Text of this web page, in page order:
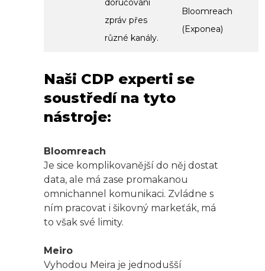
zpráv přes
různé kanály.
Bloomreach
(Exponea)
Naši CDP experti se
soustředí na tyto
nástroje:
Bloomreach
Je sice komplikovanější do něj dostat
data, ale má zase promakanou
omnichannel komunikaci. Zvládne s
ním pracovat i šikovný markeťák, má
to však své limity.
Meiro
Vyhodou Meira je jednodušší